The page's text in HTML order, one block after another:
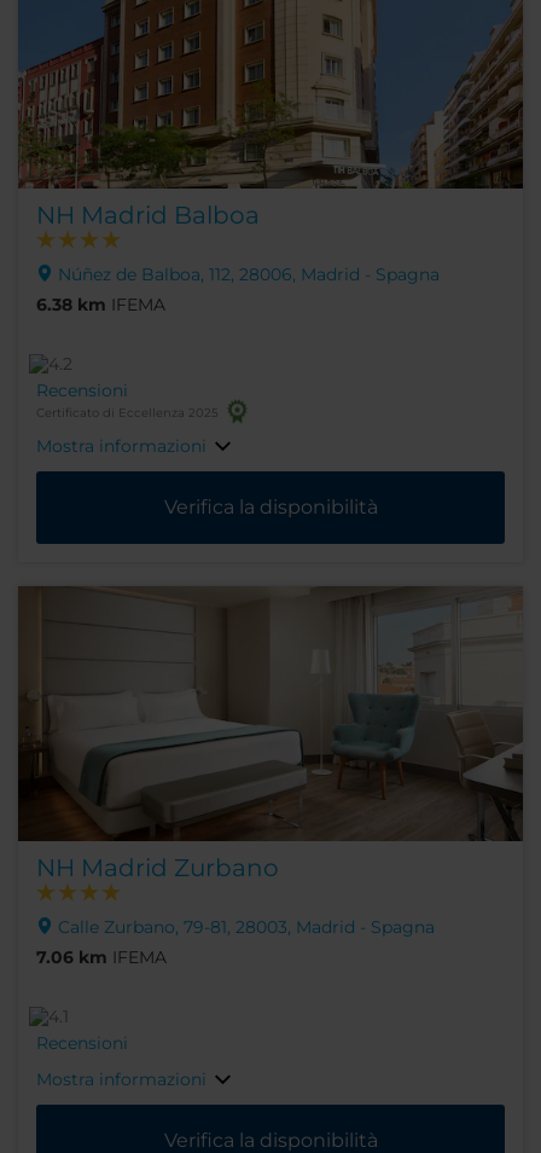
NH Madrid Balboa
Núñez de Balboa, 112, 28006, Madrid - Spagna
6.38 km IFEMA
Recensioni
Certificato di Eccellenza 2025
Mostra informazioni
Verifica la disponibilità
NH Madrid Zurbano
Calle Zurbano, 79-81, 28003, Madrid - Spagna
7.06 km IFEMA
Recensioni
Mostra informazioni
Verifica la disponibilità